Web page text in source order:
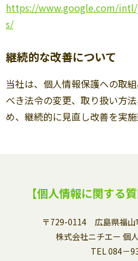
https://www.google.com/
s/
継続的な改善について
当社は、個人情報保護への取
べき法令の変更、取り扱い方
め、継続的に見直し改善を実施
【個人情報に関する
〒729-0114 広島県福山
株式会社ニチエー 個
TEL 084－